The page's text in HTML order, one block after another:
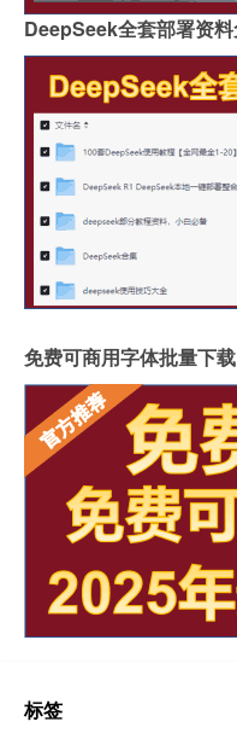
DeepSeek全套部署资
免费可商用字体批量下载
标签